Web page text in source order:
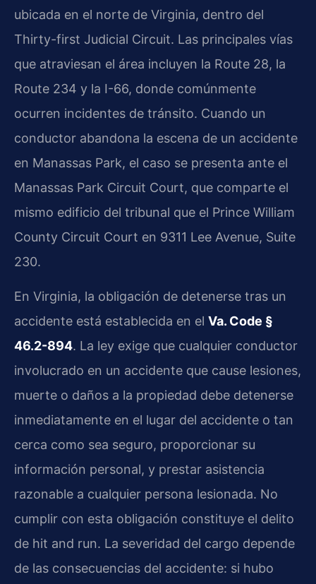
ubicada en el norte de Virginia, dentro del
Thirty-first Judicial Circuit. Las principales vías
que atraviesan el área incluyen la Route 28, la
Route 234 y la I-66, donde comúnmente
ocurren incidentes de tránsito. Cuando un
conductor abandona la escena de un accidente
en Manassas Park, el caso se presenta ante el
Manassas Park Circuit Court, que comparte el
mismo edificio del tribunal que el Prince William
County Circuit Court en 9311 Lee Avenue, Suite
230.
En Virginia, la obligación de detenerse tras un
accidente está establecida en el Va. Code §
46.2-894. La ley exige que cualquier conductor
involucrado en un accidente que cause lesiones,
muerte o daños a la propiedad debe detenerse
inmediatamente en el lugar del accidente o tan
cerca como sea seguro, proporcionar su
información personal, y prestar asistencia
razonable a cualquier persona lesionada. No
cumplir con esta obligación constituye el delito
de hit and run. La severidad del cargo depende
de las consecuencias del accidente: si hubo